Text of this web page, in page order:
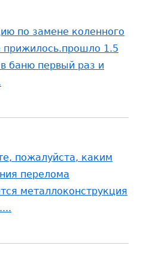
по замене коленного
прижилось.прошло 1.5
баню первый раз и
пожалуйста, каким
перелома
металлоконструкция